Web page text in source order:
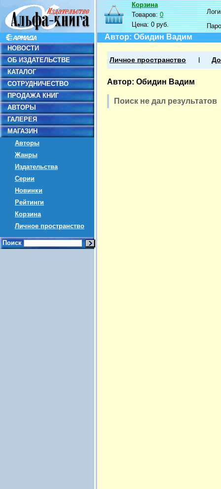
НОВОСТИ
ОБ ИЗДАТЕЛЬСТВЕ
КАТАЛОГ
СОТРУДНИЧЕСТВО
ПРОДАЖА КНИГ
АВТОРЫ
ГАЛЕРЕЯ
МАГАЗИН
Авторы
Жанры
Издательства
Серии
Новинки
Рейтинги
Корзина
Личное пространство
Поиск
Корзина
Товаров:0
Цена:0 руб.
Автор: Обидин Вадим
Личное пространство
Автор: Обидин Вадим
Поиск не дал результатов